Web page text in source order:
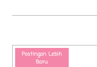
Postingan Lebih
Baru